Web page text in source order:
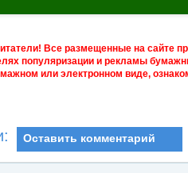
Все размещенные на сайте
популяризации и рекламы
или электронном виде,
Оставить комментарий